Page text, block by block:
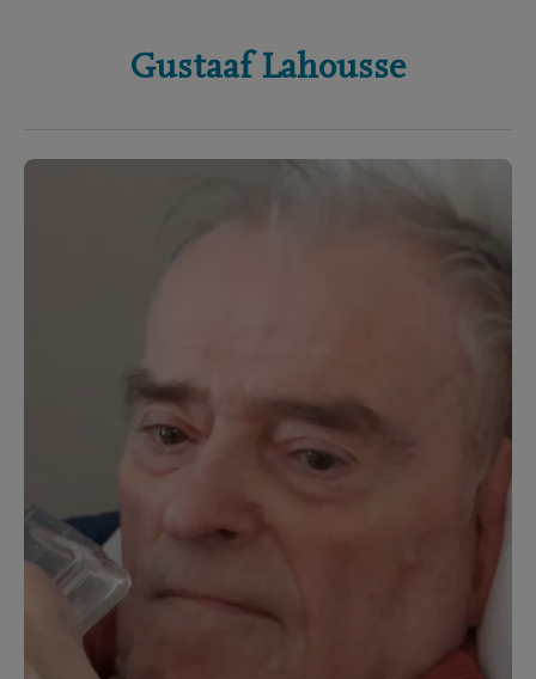
Gustaaf Lahousse